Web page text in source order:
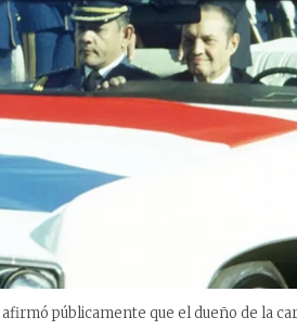
públicamente que el dueño de la